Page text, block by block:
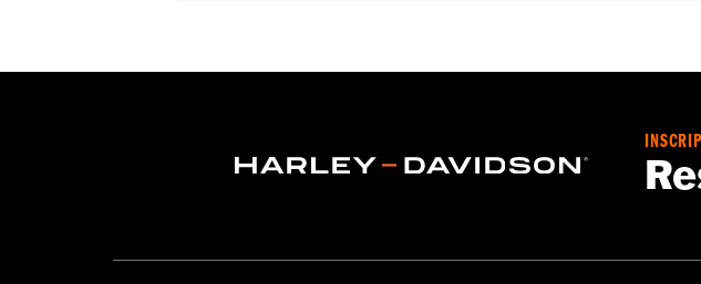
In the Box:5 chrome-plated acorn nuts